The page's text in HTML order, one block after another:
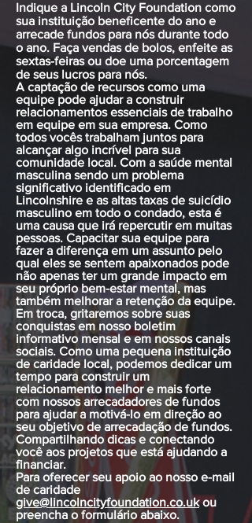
Indique a Lincoln City Foundation como
sua instituição beneficente do ano e
arrecade fundos para nós durante todo
o ano. Faça vendas de bolos, enfeite as
sextas-feiras ou doe uma porcentagem
de seus lucros para nós.
A captação de recursos como uma
equipe pode ajudar a construir
relacionamentos essenciais de trabalho
em equipe em sua empresa. Como
todos vocês trabalham juntos para
alcançar algo incrível para sua
comunidade local. Com a saúde mental
masculina sendo um problema
significativo identificado em
Lincolnshire e as altas taxas de suicídio
masculino em todo o condado, esta é
uma causa que irá repercutir em muitas
pessoas. Capacitar sua equipe para
fazer a diferença em um assunto pelo
qual eles se sentem apaixonados pode
não apenas ter um grande impacto em
seu próprio bem-estar mental, mas
também melhorar a retenção da equipe.
Em troca, gritaremos sobre suas
conquistas em nosso boletim
informativo mensal e em nossos canais
sociais. Como uma pequena instituição
de caridade local, podemos dedicar um
tempo para construir um
relacionamento melhor e mais forte
com nossos arrecadadores de fundos
para ajudar a motivá-lo em direção ao
seu objetivo de arrecadação de fundos.
Compartilhando dicas e conectando
você aos projetos que está ajudando a
financiar.
Para oferecer seu apoio ao nosso e-mail
de caridade
give@lincolncityfoundation.co.ukou
preencha o formulário abaixo.